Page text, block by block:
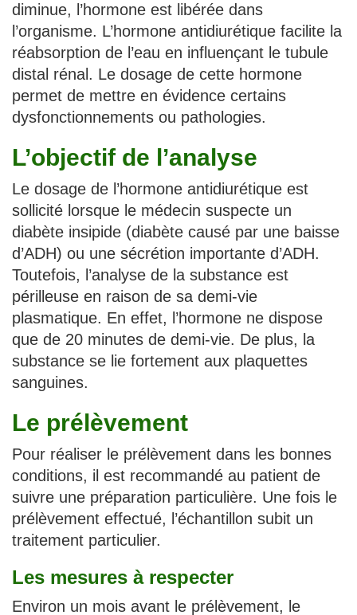
diminue, l’hormone est libérée dans
l’organisme. L’hormone antidiurétique facilite la
réabsorption de l’eau en influençant le tubule
distal rénal. Le dosage de cette hormone
permet de mettre en évidence certains
dysfonctionnements ou pathologies.
L’objectif de l’analyse
Le dosage de l’hormone antidiurétique est
sollicité lorsque le médecin suspecte un
diabète insipide (diabète causé par une baisse
d’ADH) ou une sécrétion importante d’ADH.
Toutefois, l’analyse de la substance est
périlleuse en raison de sa demi-vie
plasmatique. En effet, l’hormone ne dispose
que de 20 minutes de demi-vie. De plus, la
substance se lie fortement aux plaquettes
sanguines.
Le prélèvement
Pour réaliser le prélèvement dans les bonnes
conditions, il est recommandé au patient de
suivre une préparation particulière. Une fois le
prélèvement effectué, l’échantillon subit un
traitement particulier.
Les mesures à respecter
Environ un mois avant le prélèvement, le